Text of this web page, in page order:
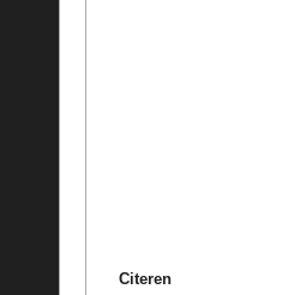
Citeren